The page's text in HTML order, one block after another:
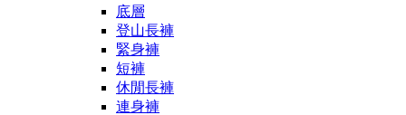
底層
登山長褲
緊身褲
短褲
休閒長褲
連身褲